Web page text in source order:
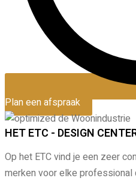
Plan een afspraak
HET ETC - DESIGN
Op het ETC vind je een zeer
merken voor elke